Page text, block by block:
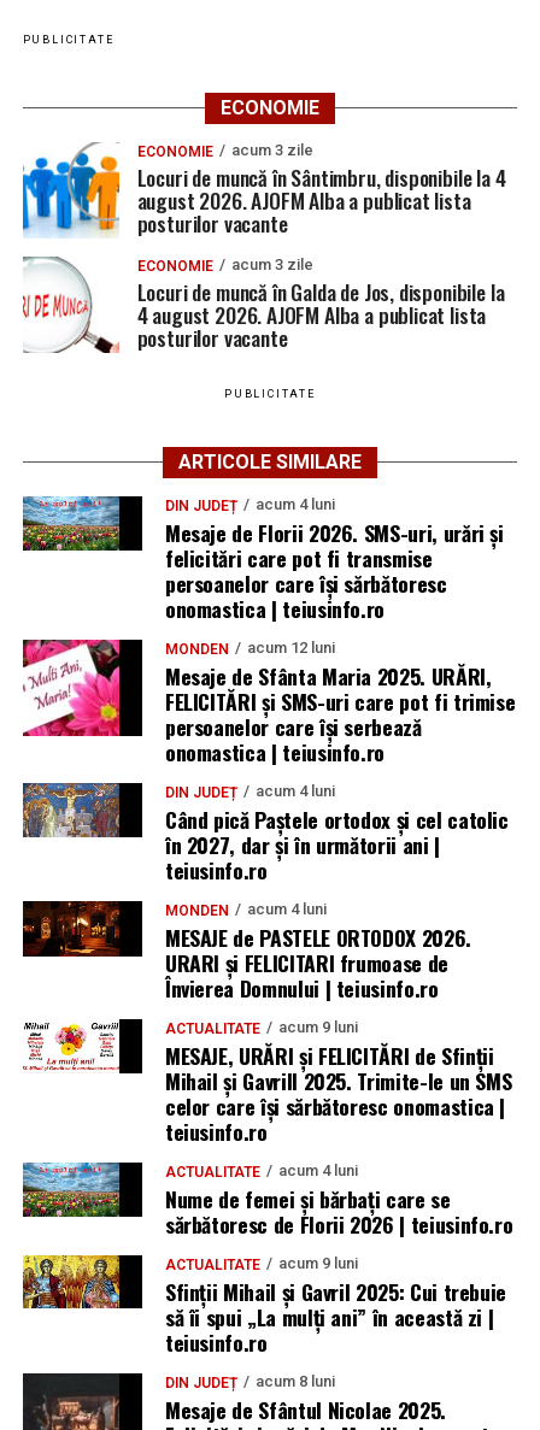
PUBLICITATE
ECONOMIE
ECONOMIE acum 3 zile
Locuri de muncă în Sântimbru, disponibile la 4
august 2026. AJOFM Alba a publicat lista
posturilor vacante
ECONOMIE acum 3 zile
Locuri de muncă în Galda de Jos, disponibile la
4 august 2026. AJOFM Alba a publicat lista
posturilor vacante
PUBLICITATE
ARTICOLE SIMILARE
DIN JUDEȚ acum 4 luni
Mesaje de Florii 2026. SMS-uri, urări și
felicitări care pot fi transmise
persoanelor care îşi sărbătoresc
onomastica | teiusinfo.ro
MONDEN acum 12 luni
Mesaje de Sfânta Maria 2025. URĂRI,
FELICITĂRI și SMS-uri care pot fi trimise
persoanelor care își serbează
onomastica | teiusinfo.ro
DIN JUDEȚ acum 4 luni
Când pică Paștele ortodox și cel catolic
în 2027, dar și în următorii ani |
teiusinfo.ro
MONDEN acum 4 luni
MESAJE de PASTELE ORTODOX 2026.
URARI și FELICITARI frumoase de
Învierea Domnului | teiusinfo.ro
ACTUALITATE acum 9 luni
MESAJE, URĂRI și FELICITĂRI de Sfinții
Mihail și Gavrill 2025. Trimite-le un SMS
celor care își sărbătoresc onomastica |
teiusinfo.ro
ACTUALITATE acum 4 luni
Nume de femei și bărbați care se
sărbătoresc de Florii 2026 | teiusinfo.ro
ACTUALITATE acum 9 luni
Sfinții Mihail și Gavril 2025: Cui trebuie
să îi spui „La mulţi ani” în această zi |
teiusinfo.ro
DIN JUDEȚ acum 8 luni
Mesaje de Sfântul Nicolae 2025.